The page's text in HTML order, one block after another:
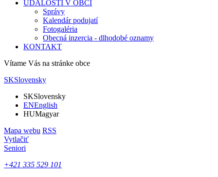
UDALOSTI V OBCI
Správy
Kalendár podujatí
Fotogaléria
Obecná inzercia - dlhodobé oznamy
KONTAKT
Vítame Vás na stránke obce
SKSlovensky
SKSlovensky
ENEnglish
HUMagyar
Mapa webu RSS
Vytlačiť
Seniori
+421 335 529 101